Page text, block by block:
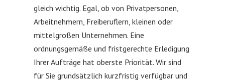
gleich wichtig. Egal, ob von Privatpersonen,
Arbeitnehmern, Freiberuflern, kleinen oder
mittelgroßen Unternehmen. Eine
ordnungsgemäße und fristgerechte Erledigung
Ihrer Aufträge hat oberste Priorität. Wir sind
für Sie grundsätzlich kurzfristig verfügbar und